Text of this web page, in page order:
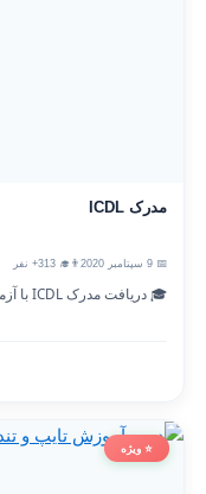
مدرک ICDL
👨‍🎓 313+ نفر
🎓 دریافت مدرک ICDL با آزمون آنلاین | آموزشگاه نقدی با مجوز...
⭐ ویژه